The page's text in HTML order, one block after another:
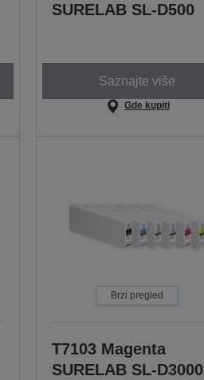
SURELAB SL-D500
Saznajte više
Gde kupiti
Brzi pregled
T7103 Magenta
SURELAB SL-D3000